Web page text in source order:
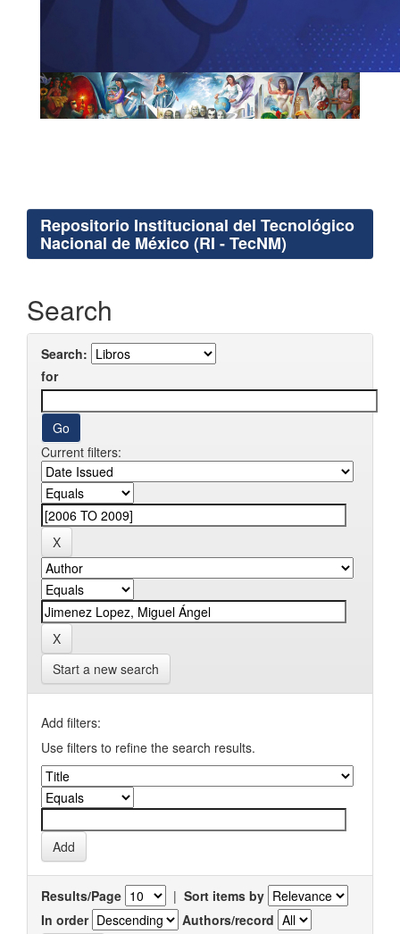
Repositorio Institucional del Tecnológico
Nacional de México (RI - TecNM)
Search
Search:
for
Current filters:
Start a new search
Add filters:
Use filters to refine the search results.
Results/Page | Sort items by
In order
Authors/record